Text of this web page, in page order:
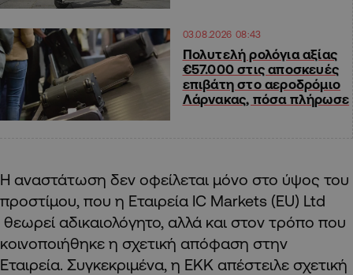
03.08.2026 08:43
Πολυτελή ρολόγια αξίας
€57.000 στις αποσκευές
επιβάτη στο αεροδρόμιο
Λάρνακας, πόσα πλήρωσε
Η αναστάτωση δεν οφείλεται μόνο στο ύψος του
προστίμου, που η Εταιρεία IC Markets (EU) Ltd
θεωρεί αδικαιολόγητο, αλλά και στον τρόπο που
κοινοποιήθηκε η σχετική απόφαση στην
Εταιρεία. Συγκεκριμένα, η ΕΚΚ απέστειλε σχετική